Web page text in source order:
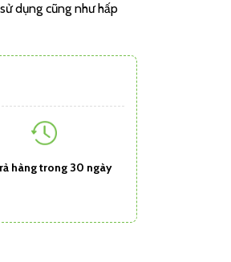
dụng cũng như hấp
hàng trong 30 ngày